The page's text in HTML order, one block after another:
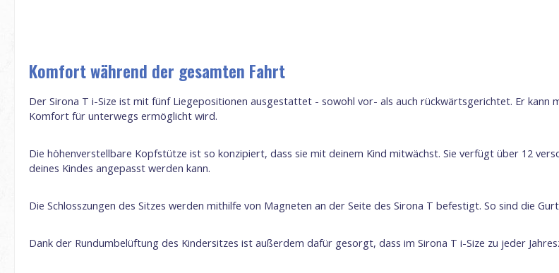
Komfort während der gesamten Fahrt
Der Sirona T i-Size ist mit fünf Liegepositionen ausgestattet - sowohl vor- als auch rückwärtsgerichtet. Er
Komfort für unterwegs ermöglicht wird.
Die höhenverstellbare Kopfstütze ist so konzipiert, dass sie mit deinem Kind mitwächst. Sie verfügt über 12
deines Kindes angepasst werden kann.
Die Schlosszungen des Sitzes werden mithilfe von Magneten an der Seite des Sirona T befestigt. So sind die
Dank der Rundumbelüftung des Kindersitzes ist außerdem dafür gesorgt, dass im Sirona T i-Size zu jeder